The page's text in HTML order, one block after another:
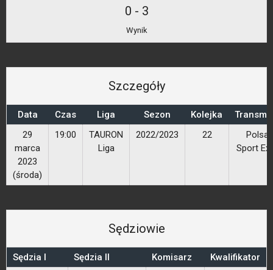
0 - 3
Wynik
Szczegóły
Data Czas Liga Sezon Kolejka
29
marca
2023
(środa)
19:00
TAURON
Liga
2022/2023 22
Polsat
Sport
Sędziowie
Sędzia I Sędzia II Komisarz
Kwalifikator